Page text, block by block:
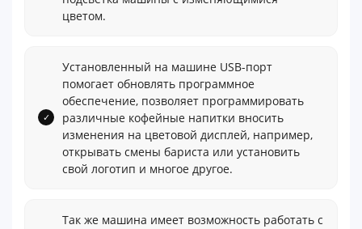
цветом.
Установленный на машине USB-порт
помогает обновлять программное
обеспечение, позволяет программировать
различные кофейные напитки вносить
изменения на цветовой дисплей, например,
открывать смены бариста или установить
свой логотип и многое другое.
Так же машина имеет возможность работать с